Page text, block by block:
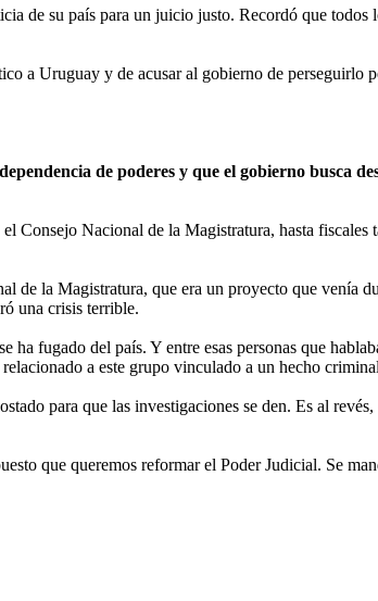
de su país para un juicio justo. Recordó que todos
a Uruguay y de acusar al gobierno de perseguirlo
de poderes y que el gobierno busca
Consejo Nacional de la Magistratura, hasta
de la Magistratura, que era un proyecto que venía
una crisis terrible.
fugado del país. Y entre esas personas que
a este grupo vinculado a un hecho
para que las investigaciones se den. Es al
que queremos reformar el Poder Judicial. Se